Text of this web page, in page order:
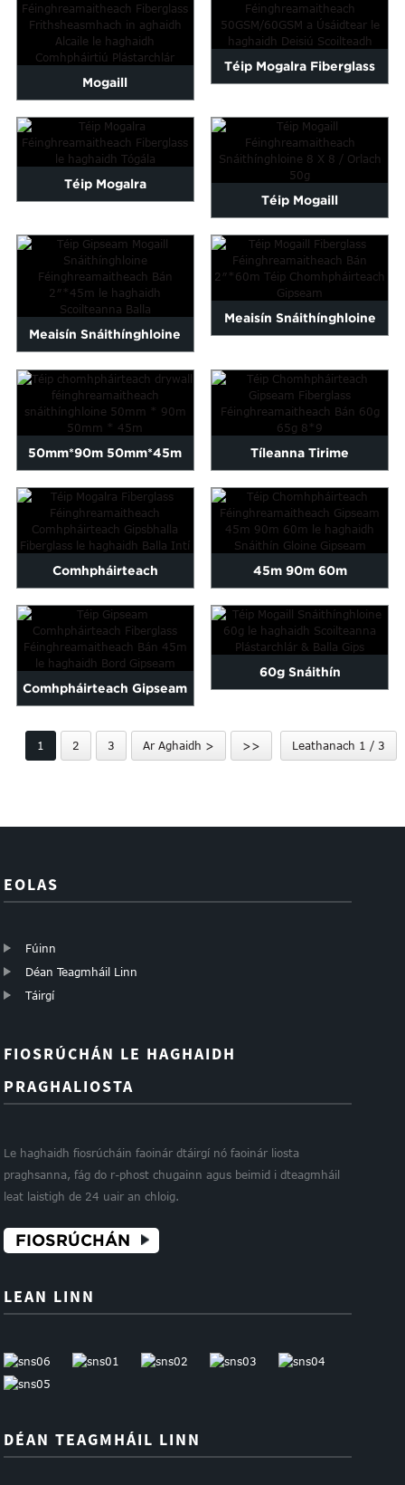
Fiberglass le haghaidh
Tógála...
Mogaill
Féinghreamaitheacha
Snáithínghloine
Frithsheasmhach in
Téip Mogalra Fiberglass
50GSM/60GSM ...
Téip Mogalra
Fiberglass le haghaidh
Tógála...
Téip Mogaill
Féinghreamaitheach
Snáithínghloine 8 X 8 /
Orlach...
Meaisín Snáithínghloine
Féinghreamaitheach Bán
2″*45m...
Meaisín Snáithínghloine
2″*60m...
50mm*90m 50mm*45m
Triomú
féinghreamaitheach
Fiberglass...
Tíleanna Tirime
Féinghreamaitheacha
Snáithínghloine Bán 60g
65g 8*9...
Comhpháirteach
Féinghreamaitheach
Gipsbhalla Fiberglass
Fiberglass...
45m 90m 60m
Féinghreamaitheach Balla
Gipse Snáithín Gloine...
Comhpháirteach Gipseam
Féinghreamaitheach Bán
60g Snáithín
Scoilteanna Plástarchlár &
1 2 3 Ar Aghaidh > >> Leathanach 1 / 3
EOLAS
Fúinn
Déan Teagmháil Linn
Táirgí
FIOSRÚCHÁN LE HAGHAIDH
PRAGHALIOSTA
Le haghaidh fiosrúcháin faoinár dtáirgí nó faoinár liosta
praghsanna, fág do r-phost chugainn agus beimid i dteagmháil
leat laistigh de 24 uair an chloig.
FIOSRÚCHÁN
LEAN LINN
DÉAN TEAGMHÁIL LINN